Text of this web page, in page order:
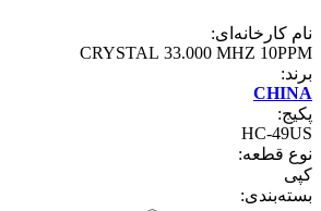
نام کارخانه‌ای:
CRYSTAL 33.000 MHZ 10PPM
برند:
CHINA
پکیج:
HC-49US
نوع قطعه:
کپی
بسته‌بندی: